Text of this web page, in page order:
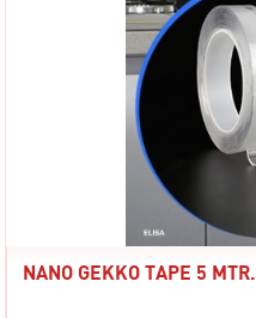
NANO GEKKO TAPE 5 MTR.